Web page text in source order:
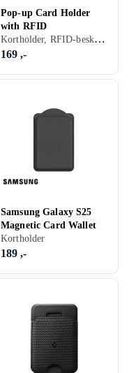
Pop-up Card Holder
with RFID
Kortholder, RFID-beskyttelse
169 ,-
Samsung Galaxy S25
Magnetic Card Wallet
Kortholder
189 ,-